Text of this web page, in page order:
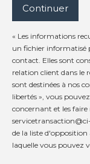
Continuer
« Les informations
un fichier informatisé
contact. Elles sont
relation client dans le
sont destinées à nos
libertés », vous
concernant et les
de la liste
laquelle vous pouvez